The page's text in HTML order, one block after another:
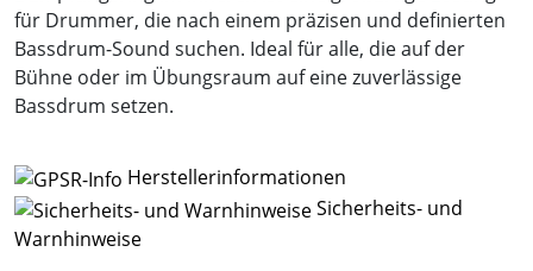
für Drummer, die nach einem präzisen und definierten
Bassdrum-Sound suchen. Ideal für alle, die auf der
Bühne oder im Übungsraum auf eine zuverlässige
Bassdrum setzen.
Herstellerinformationen
Sicherheits- und
Warnhinweise